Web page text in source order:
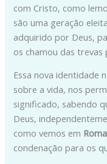
com Cristo, como
são uma geração
adquirido por Deus,
os chamou das trevas
Essa nova identidade
sobre a vida, nos
significado, sabendo
Deus,
como vemos em
condenação para os